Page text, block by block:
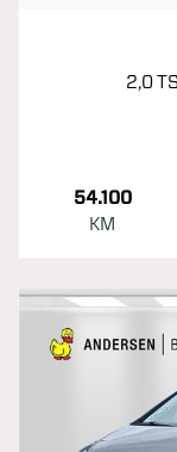
2,0
54.100
KM